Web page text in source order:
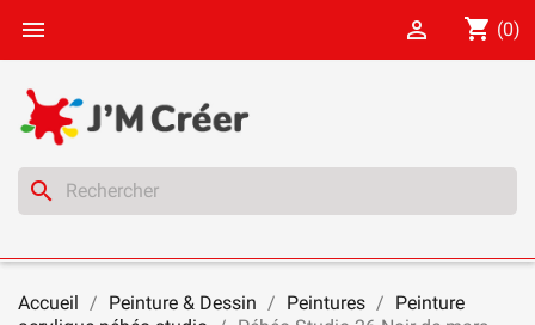
 shopping_cart (0)

search
Accueil Peinture & Dessin Peintures
Peinture